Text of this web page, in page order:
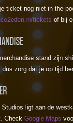
ticket nog niet in the
tickets of bij
stand zijn
dus zorg dat je op tijd
Studios ligt aan de
Check Google Maps